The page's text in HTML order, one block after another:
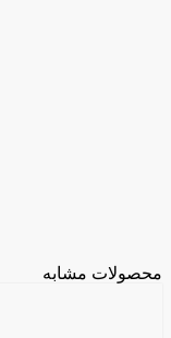
محصولات مشابه